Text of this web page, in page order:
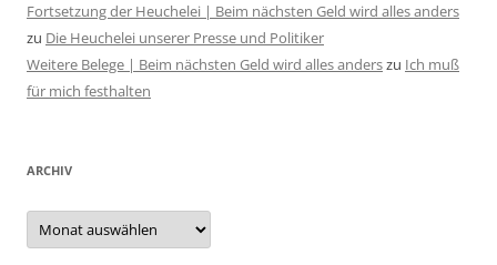
Fortsetzung der Heuchelei | Beim nächsten Geld wird alles anders
zu Die Heuchelei unserer Presse und Politiker
Weitere Belege | Beim nächsten Geld wird alles anderszu Ich muß
für mich festhalten
ARCHIV
Archiv